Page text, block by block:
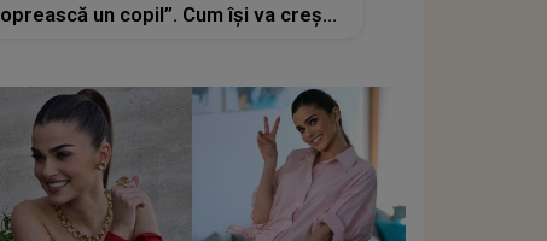
oprească un copil”. Cum își va crește